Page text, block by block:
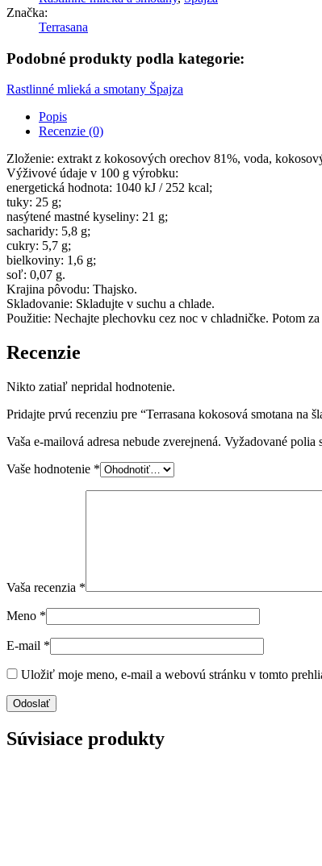
Značka:
Terrasana
Podobné produkty podla kategorie:
Rastlinné mlieká a smotany Špajza
Popis
Recenzie (0)
Zloženie: extrakt z kokosových orechov 81%, voda,
Výživové údaje v 100 g výrobku:
energetická hodnota: 1040 kJ / 252 kcal;
tuky: 25 g;
nasýtené mastné kyseliny: 21 g;
sacharidy: 5,8 g;
cukry: 5,7 g;
bielkoviny: 1,6 g;
soľ: 0,07 g.
Krajina pôvodu: Thajsko.
Skladovanie: Skladujte v suchu a chlade.
Použitie: Nechajte plechovku cez noc v chladničke. Potom
Recenzie
Nikto zatiaľ nepridal hodnotenie.
Pridajte prvú recenziu pre “Terrasana kokosová smotana na
Vaša e-mailová adresa nebude zverejnená. Vyžadované polia
Vaše hodnotenie *
Vaša recenzia *
Meno *
E-mail *
Uložiť moje meno, e-mail a webovú stránku v tomto
Súvisiace produkty